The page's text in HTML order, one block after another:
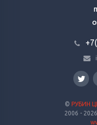
© РУБИН
2006 -